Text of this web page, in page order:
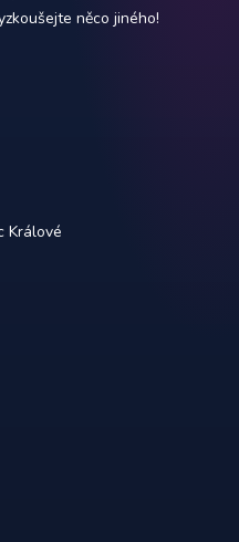
něco jiného!
Králové